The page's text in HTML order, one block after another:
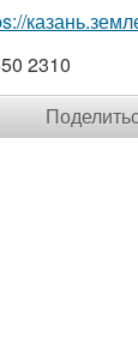
2310